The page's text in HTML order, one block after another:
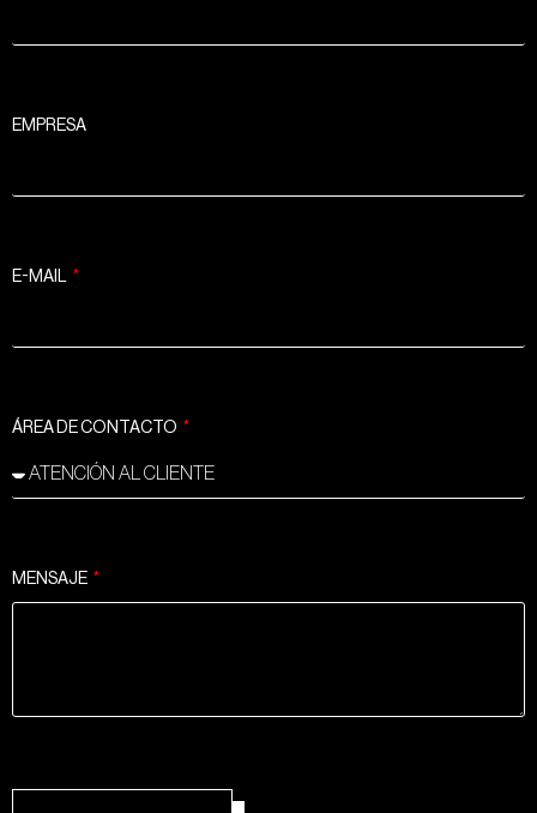
EMPRESA
E-MAIL
ÁREA DE CONTACTO
MENSAJE